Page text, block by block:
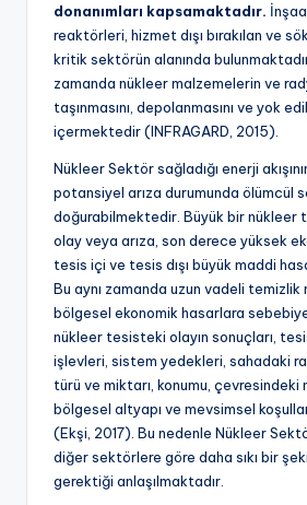
donanımları kapsamaktadır.
reaktörleri, hizmet dışı bırakılan ve
kritik sektörün alanında
zamanda nükleer malzemelerin ve
taşınmasını, depolanmasını ve yok
içermektedir (INFRAGARD, 2015).
Nükleer Sektör sağladığı enerji
potansiyel arıza durumunda ölümcül
doğurabilmektedir. Büyük bir nükleer
olay veya arıza, son derece yüksek
tesis içi ve tesis dışı büyük maddi
Bu aynı zamanda uzun vadeli
bölgesel ekonomik hasarlara
nükleer tesisteki olayın sonuçları,
işlevleri, sistem yedekleri, sahadaki
türü ve miktarı, konumu, çevresindeki
bölgesel altyapı ve mevsimsel
(Ekşi, 2017). Bu nedenle Nükleer
diğer sektörlere göre daha sıkı bir
gerektiği anlaşılmaktadır.